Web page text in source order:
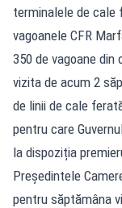
terminalele de cale
vagoanele CFR
350 de vagoane
vizita de acum 2
de linii de cale
pentru care
la dispoziția
Președintele
pentru săptămâna